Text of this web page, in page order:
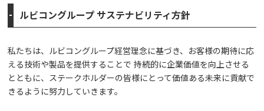
ルビコングループ サステナビリティ方針
私たちは、ルビコングループ経営理念に基づき、お客様の期待に応
える技術や製品を提供することで 持続的に企業価値を向上させる
とともに、ステークホルダーの皆様にとって価値ある未来に貢献で
きるように努力していきます。